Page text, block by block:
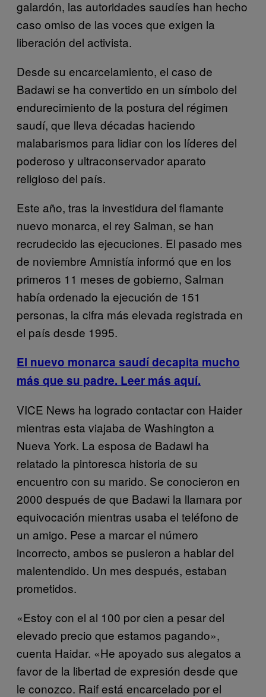
galardón, las autoridades saudíes han hecho
caso omiso de las voces que exigen la
liberación del activista.
Desde su encarcelamiento, el caso de
Badawi se ha convertido en un símbolo del
endurecimiento de la postura del régimen
saudí, que lleva décadas haciendo
malabarismos para lidiar con los líderes del
poderoso y ultraconservador aparato
religioso del país.
Este año, tras la investidura del flamante
nuevo monarca, el rey Salman, se han
recrudecido las ejecuciones. El pasado mes
de noviembre Amnistía informó que en los
primeros 11 meses de gobierno, Salman
había ordenado la ejecución de 151
personas, la cifra más elevada registrada en
el país desde 1995.
El nuevo monarca saudí decapita mucho
más que su padre. Leer más aquí.
VICE News ha logrado contactar con Haider
mientras esta viajaba de Washington a
Nueva York. La esposa de Badawi ha
relatado la pintoresca historia de su
encuentro con su marido. Se conocieron en
2000 después de que Badawi la llamara por
equivocación mientras usaba el teléfono de
un amigo. Pese a marcar el número
incorrecto, ambos se pusieron a hablar del
malentendido. Un mes después, estaban
prometidos.
«Estoy con el al 100 por cien a pesar del
elevado precio que estamos pagando»,
cuenta Haidar. «He apoyado sus alegatos a
favor de la libertad de expresión desde que
le conozco. Raif está encarcelado por el